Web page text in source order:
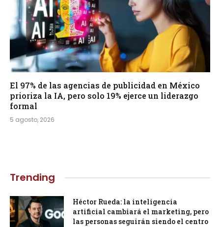
El 97% de las agencias de publicidad en México
prioriza la IA, pero solo 19% ejerce un liderazgo
formal
5 agosto, 2026
Trending
Héctor Rueda: la inteligencia
artificial cambiará el marketing, pero
las personas seguirán siendo el centro